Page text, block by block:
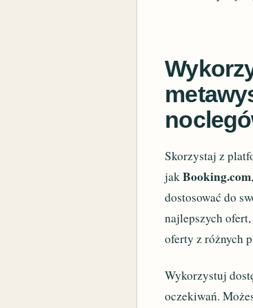
Skorzystaj z
jakBooking.com
dostosować do
najlepszych
oferty z różnych
Wykorzystuj
oczekiwań.